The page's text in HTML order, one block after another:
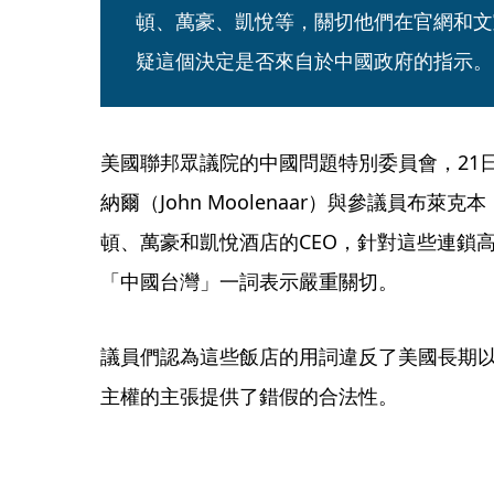
頓、萬豪、凱悅等，關切他們在官網和
疑這個決定是否來自於中國政府的指示。
美國聯邦眾議院的中國問題特別委員會，21
納爾（John Moolenaar）與參議員布萊克
頓、萬豪和凱悅酒店的CEO，針對這些連鎖
「中國台灣」一詞表示嚴重關切。
議員們認為這些飯店的用詞違反了美國長期
主權的主張提供了錯假的合法性。